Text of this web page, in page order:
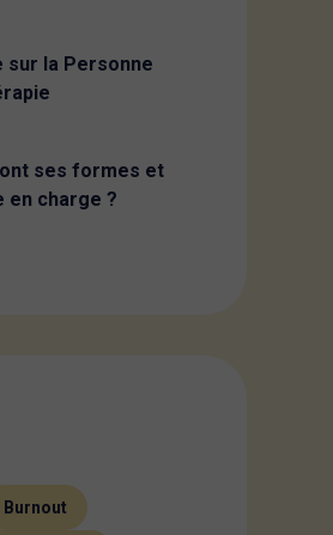
sur la Personne
ses formes et
en charge ?
Burnout